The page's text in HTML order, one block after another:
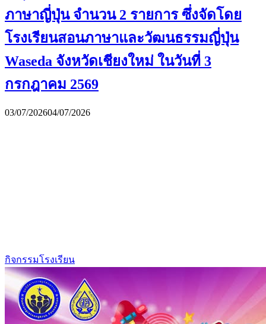
ภาษาญี่ปุ่น จำนวน 2 รายการ ซึ่งจัดโดย
โรงเรียนสอนภาษาและวัฒนธรรมญี่ปุ่น
Waseda จังหวัดเชียงใหม่ ในวันที่ 3
กรกฎาคม 2569
03/07/202604/07/2026
กิจกรรมโรงเรียน